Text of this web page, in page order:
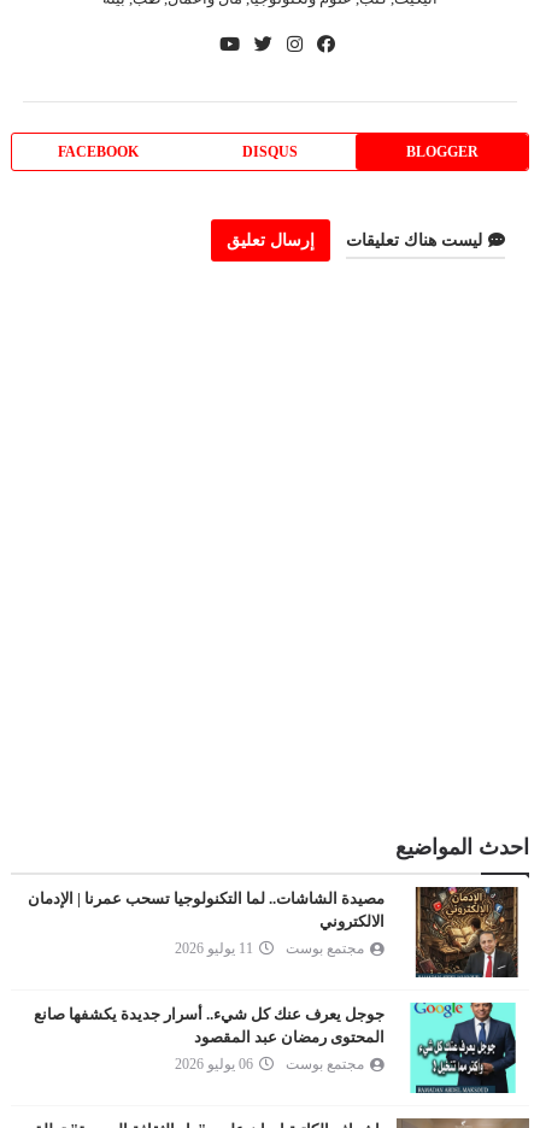
BLOGGER
DISQUS
FACEBOOK
ليست هناك تعليقات إرسال تعليق
احدث المواضيع
مصيدة الشاشات.. لما التكنولوجيا تسحب عمرنا | الإدمان
الالكتروني
مجتمع بوست 11 يوليو 2026
جوجل يعرف عنك كل شيء.. أسرار جديدة يكشفها صانع
المحتوى رمضان عبد المقصود
مجتمع بوست 06 يوليو 2026